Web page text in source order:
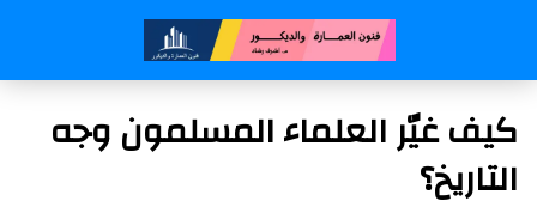
كيف غيّر العلماء المسلمون وجه
التاريخ؟